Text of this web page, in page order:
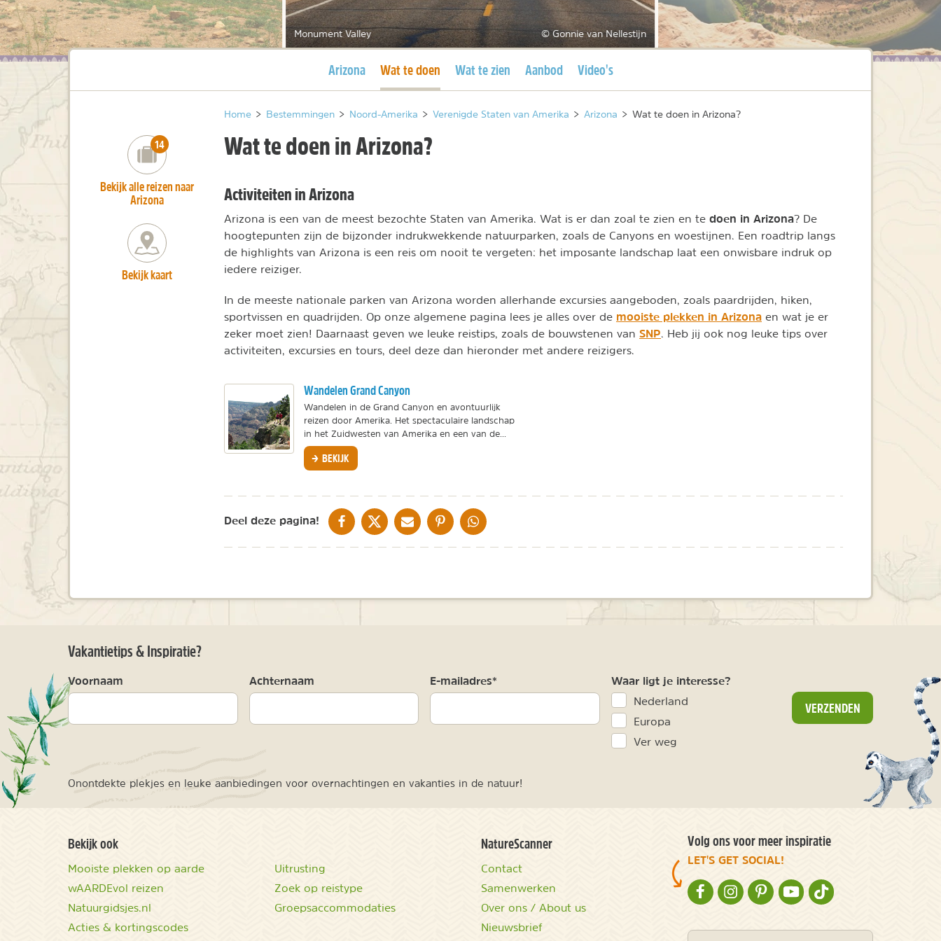
Monument Valley © Gonnie van Nellestijn
Huidige pagina
Arizona Huidige pagina
Wat te doen Wat te zien Aanbod Video's
Home > Bestemmingen > Noord-Amerika > Verenigde Staten van Amerika > Arizona > Wat te doen in Arizona?
Wat te doen in Arizona?
Activiteiten in Arizona
Arizona is een van de meest bezochte Staten van Amerika. Wat is er dan zoal te zien en te doen in Arizona? De
hoogtepunten zijn de bijzonder indrukwekkende natuurparken, zoals de Canyons en woestijnen. Een roadtrip langs
de highlights van Arizona is een reis om nooit te vergeten: het imposante landschap laat een onwisbare indruk op
iedere reiziger.
In de meeste nationale parken van Arizona worden allerhande excursies aangeboden, zoals paardrijden, hiken,
sportvissen en quadrijden. Op onze algemene pagina lees je alles over de mooiste plekken in Arizona en wat je er
zeker moet zien! Daarnaast geven we leuke reistips, zoals de bouwstenen van SNP. Heb jij ook nog leuke tips over
activiteiten, excursies en tours, deel deze dan hieronder met andere reizigers.
Wandelen Grand Canyon
Wandelen in de Grand Canyon en avontuurlijk
reizen door Amerika. Het spectaculaire landschap
in het Zuidwesten van Amerika en een van de...
BEKIJK
Deel deze pagina! DELEN OP FACEBOOK
DELEN OP XDELEN VIA DE MAIL
DELEN OP PINTEREST
DELEN OP WHATSAPP
number_of_trips:
14
Bekijk alle reizen naar
Arizona
Bekijk kaart
Vakantietips & Inspiratie?
Voornaam Achternaam E-mailadres* Waar ligt je interesse?
Nederland
Europa
Ver weg
VERZENDEN
Onontdekte plekjes en leuke aanbiedingen voor overnachtingen en vakanties in de natuur!
Bekijk ook
Mooiste plekken op aarde
wAARDEvol reizen
Natuurgidsjes.nl
Acties & kortingscodes
Uitrusting
Zoek op reistype
Groepsaccommodaties
NatureScanner
Contact
Samenwerken
Over ons / About us
Nieuwsbrief
Volg ons voor meer inspiratie
LET'S GET SOCIAL!
NATURESCANNER OP FACEBOOK
NATURESCANNER OP INSTAGRAM
NATURESCANNER OP PINTEREST
NATURESCANNER OP YOUTUBE
NATURESCANNER OP